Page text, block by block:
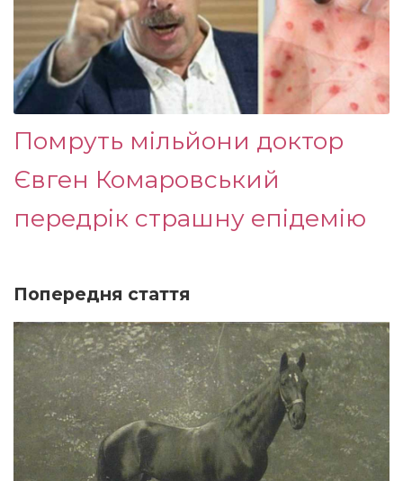
Помруть мільйони доктор
Євген Комаровський
передрік страшну епідемію
Попередня стаття